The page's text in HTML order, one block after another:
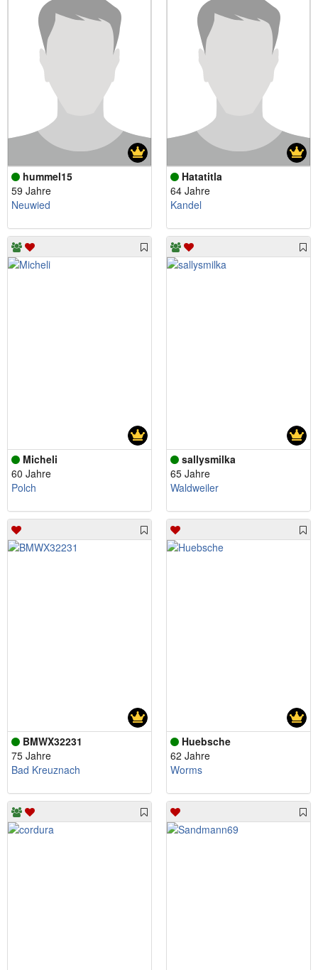
hummel15
59 Jahre
Neuwied
Hatatitla
64 Jahre
Kandel
Micheli
60 Jahre
Polch
sallysmilka
65 Jahre
Waldweiler
BMWX32231
75 Jahre
Bad Kreuznach
Huebsche
62 Jahre
Worms